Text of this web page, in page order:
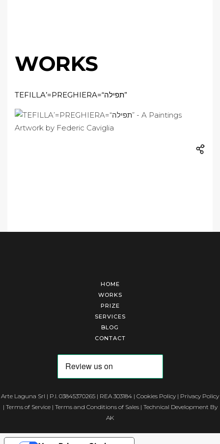
WORKS
TEFILLA’=PREGHIERA=“תפילה”
HOME
WORKS
PRIZE
SERVICES
BLOG
CONTACT
Arte Laguna Srl | P.I. 03845370265 | REA 303184 | Cookies Policy | Privacy Policy
| Terms of Service| Terms and Conditions of Sales| Technical Development By
AK